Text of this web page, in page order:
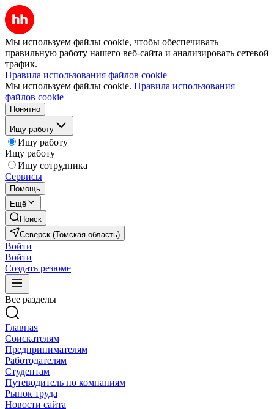
Мы используем файлы cookie, чтобы обеспечивать
правильную работу нашего веб-сайта и анализировать сетевой
трафик.
Правила использования файлов cookie
Мы используем файлы cookie. Правила использования
файлов cookie
Понятно
Ищу работу
Ищу работу
Ищу работу
Ищу сотрудника
Сервисы
Помощь
Ещё
Поиск
Северск (Томская область)
Войти
Войти
Создать резюме
Все разделы
Главная
Соискателям
Предпринимателям
Работодателям
Студентам
Путеводитель по компаниям
Рынок труда
Новости сайта